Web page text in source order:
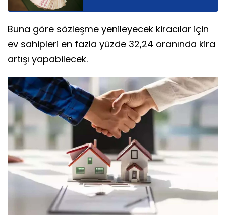
Buna göre sözleşme yenileyecek kiracılar için
ev sahipleri en fazla yüzde 32,24 oranında kira
artışı yapabilecek.